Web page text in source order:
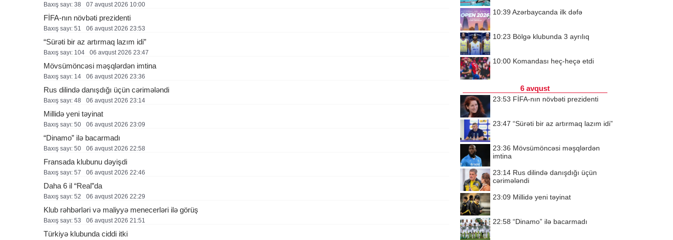
Baxış sayı: 38 07 avqust 2026 10:00
FİFA-nın növbəti prezidenti
Baxış sayı: 51 06 avqust 2026 23:53
“Sürəti bir az artırmaq lazım idi”
Baxış sayı: 104 06 avqust 2026 23:47
Mövsümöncəsi məşqlərdən imtina
Baxış sayı: 14 06 avqust 2026 23:36
Rus dilində danışdığı üçün cərimələndi
Baxış sayı: 48 06 avqust 2026 23:14
Millidə yeni təyinat
Baxış sayı: 50 06 avqust 2026 23:09
“Dinamo” ilə bacarmadı
Baxış sayı: 50 06 avqust 2026 22:58
Fransada klubunu dəyişdi
Baxış sayı: 57 06 avqust 2026 22:46
Daha 6 il “Real”da
Baxış sayı: 52 06 avqust 2026 22:29
Klub rəhbərləri və maliyyə menecerləri ilə görüş
Baxış sayı: 53 06 avqust 2026 21:51
Türkiyə klubunda ciddi itki
10:39 Azərbaycanda ilk dəfə
10:23 Bölgə klubunda 3 ayrılıq
10:00 Komandası heç-heçə etdi
6 avqust
23:53 FİFA-nın növbəti prezidenti
23:47 “Sürəti bir az artırmaq lazım idi”
23:36 Mövsümöncəsi məşqlərdən
imtina
23:14 Rus dilində danışdığı üçün
cərimələndi
23:09 Millidə yeni təyinat
22:58 “Dinamo” ilə bacarmadı